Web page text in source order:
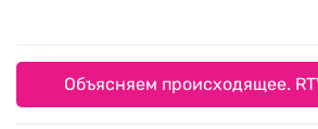
Объясняем происходящее.